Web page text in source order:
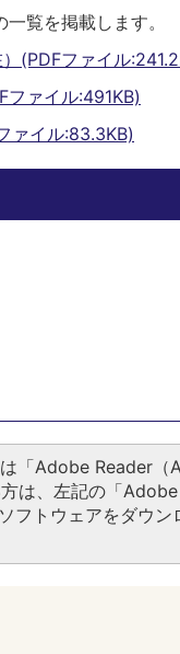
覧を掲載します。
(PDFファイル
ァイル:491KB)
ァイル:83.3KB)
「Adobe Reader（
は、左記の「
フトウェアをダウン